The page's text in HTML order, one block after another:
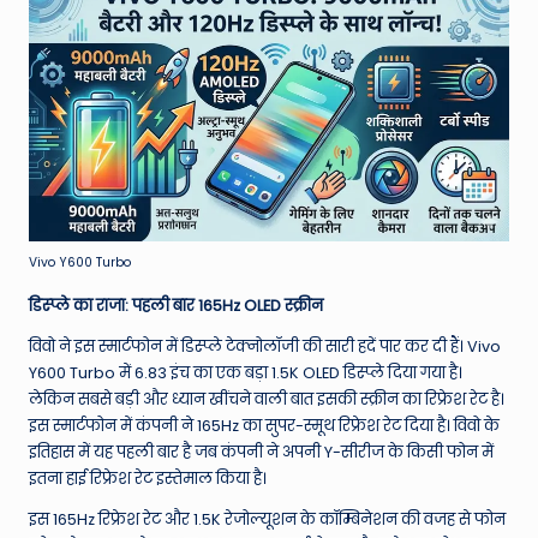
Vivo Y600 Turbo
डिस्प्ले का राजा: पहली बार 165Hz OLED स्क्रीन
विवो ने इस स्मार्टफोन में डिस्प्ले टेक्नोलॉजी की सारी हदें पार कर दी हैं। Vivo
Y600 Turbo में 6.83 इंच का एक बड़ा 1.5K OLED डिस्प्ले दिया गया है।
लेकिन सबसे बड़ी और ध्यान खींचने वाली बात इसकी स्क्रीन का रिफ्रेश रेट है।
इस स्मार्टफोन में कंपनी ने 165Hz का सुपर-स्मूथ रिफ्रेश रेट दिया है।विवो के
इतिहास में यह पहली बार है जब कंपनी ने अपनी Y-सीरीज के किसी फोन में
इतना हाई रिफ्रेश रेट इस्तेमाल किया है।
इस 165Hz रिफ्रेश रेट और 1.5K रेजोल्यूशन के कॉम्बिनेशन की वजह से फोन